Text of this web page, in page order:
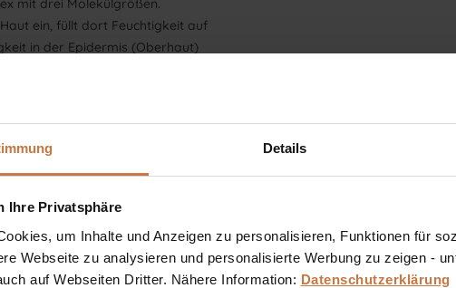
Details
Ihre Privatsphäre
um Inhalte und Anzeigen zu personalisieren, Funktionen für
Webseite zu analysieren und personalisierte Werbung zu zeigen -
auf Webseiten Dritter. Nähere Information: Datenschutzerklärung
mit drei Molekülgrößen.
ein, füllt dort Feuchtigkeit auf
in der Epidermis (Oberhaut)
schützenden Feuchtigkeitsfilm
Langzeiteffekt.
der die Produktion von Hyaluronsäure ankurbelt und die
die Aufnahmefähigkeit für Wirkstoffe.
(Silberohrpilz)
– sogar noch stärker in der Feuchtigkeitsbindung. In der Haut
Haut, wirkt glättend und gibt ihr jugendliche Spannkraft zurück.